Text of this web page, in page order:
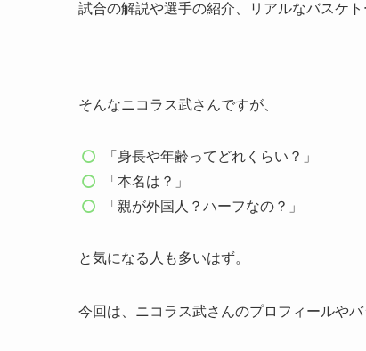
試合の解説や選手の紹介、リアルなバスケ
そんなニコラス武さんですが、
「身長や年齢ってどれくらい？」
「本名は？」
「親が外国人？ハーフなの？」
と気になる人も多いはず。
今回は、ニコラス武さんのプロフィールや